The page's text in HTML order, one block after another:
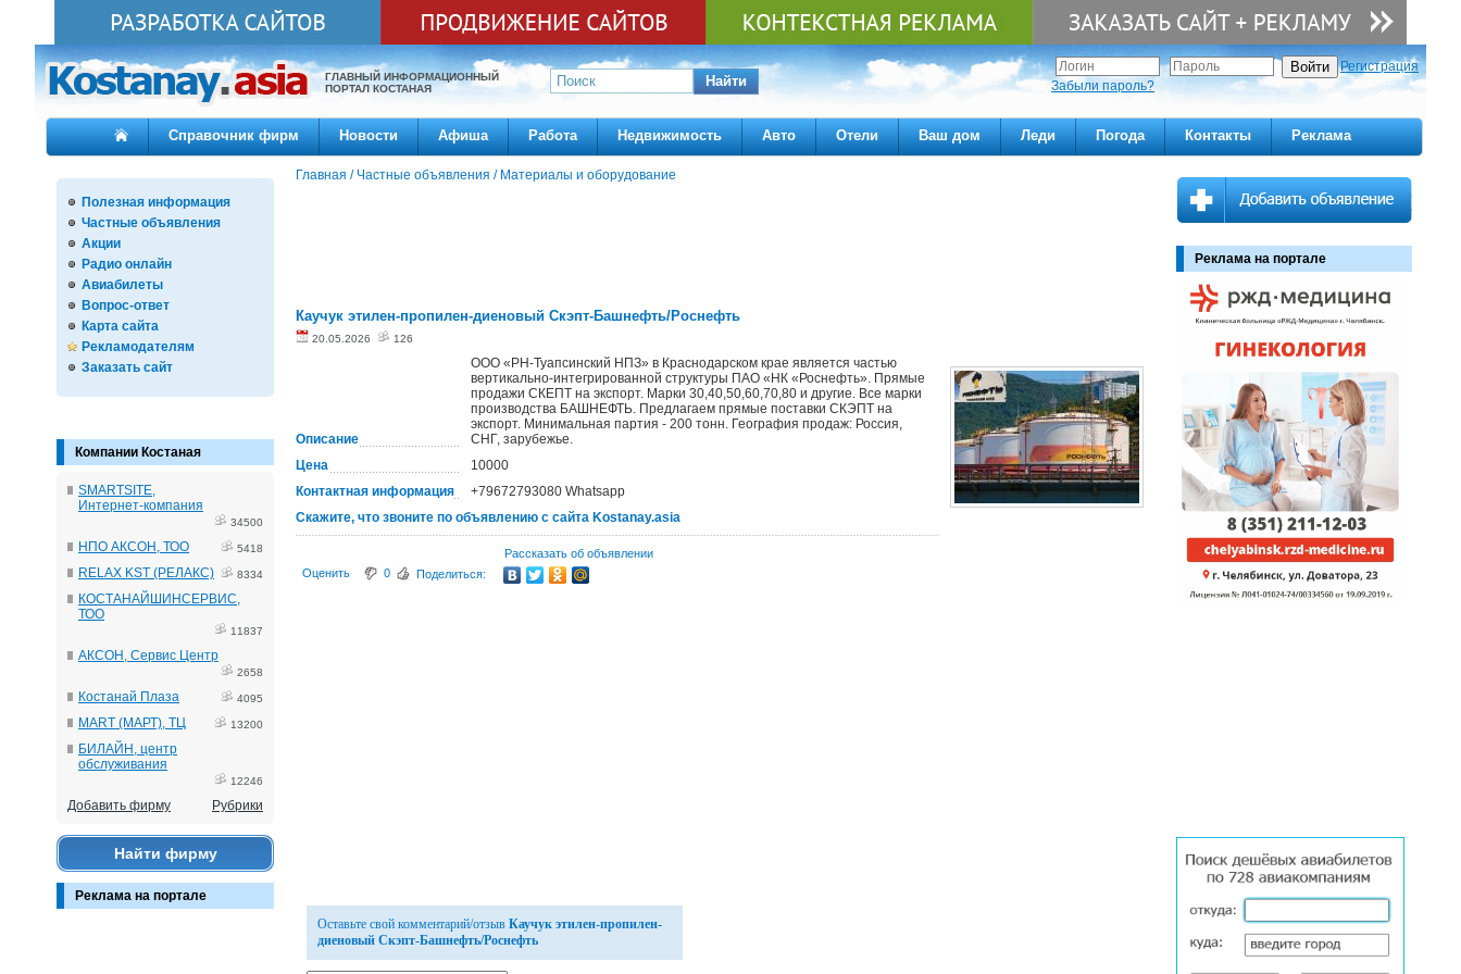
ГЛАВНЫЙ ИНФОРМАЦИОННЫЙ
ПОРТАЛ КОСТАНАЯ
Найти
Регистрация
Забыли пароль?
Справочник фирм Новости Афиша Работа Недвижимость Авто Отели Ваш дом Леди Погода Контакты Реклама
Полезная информация
Частные объявления
Акции
Радио онлайн
Авиабилеты
Вопрос-ответ
Карта сайта
Рекламодателям
Заказать сайт
Компании Костаная
SMARTSITE,
Интернет-компания
34500
НПО АКСОН, ТОО 5418
RELAX KST (РЕЛАКС) 8334
КОСТАНАЙШИНСЕРВИС,
ТОО
11837
АКСОН, Сервис Центр
2658
Костанай Плаза 4095
MART (МАРТ), ТЦ 13200
БИЛАЙН, центр
обслуживания
12246
Добавить фирму Рубрики
Найти фирму
Реклама на портале
Главная / Частные объявления / Материалы и оборудование
Каучук этилен-пропилен-диеновый Скэпт-Башнефть/Роснефть
20.05.2026 126
Описание
ООО «РН-Туапсинский НПЗ» в Краснодарском крае является частью
вертикально-интегрированной структуры ПАО «НК «Роснефть». Прямые
продажи СКЕПТ на экспорт. Марки 30,40,50,60,70,80 и другие. Все марки
производства БАШНЕФТЬ. Предлагаем прямые поставки СКЭПТ на
экспорт. Минимальная партия - 200 тонн. География продаж: Россия,
СНГ, зарубежье.
Цена
10000
Контактная информация
+79672793080 Whatsapp
Скажите, что звоните по объявлению с сайта Kostanay.asia
Рассказать об объявлении
Оценить
0 Поделиться:
Оставьте свой комментарий/отзыв Каучук этилен-пропилен-
диеновый Скэпт-Башнефть/Роснефть
Реклама на портале